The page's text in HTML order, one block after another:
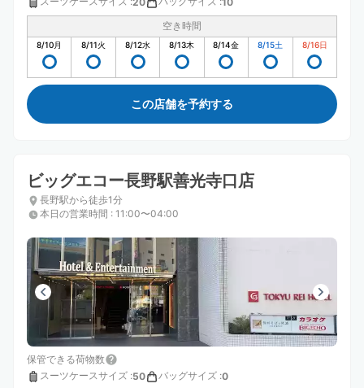
空き時間
8/10月 8/11火 8/12水 8/13木 8/14金 8/15土 8/16日
この店舗を予約する
ビッグエコー長野駅善光寺口店
長野駅から徒歩1分
本日の営業時間 : 11:00〜04:00
保管できる荷物数
スーツケースサイズ :50 バッグサイズ :0